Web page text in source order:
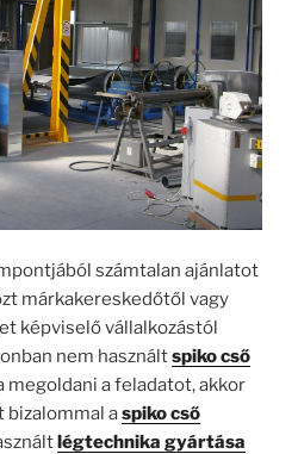
számtalan ajánlatot
márkakereskedőtől vagy
képviselő vállalkozástól
nem használtspiko cső
megoldani a feladatot, akkor
bizalommal aspiko cső
légtechnika gyártása